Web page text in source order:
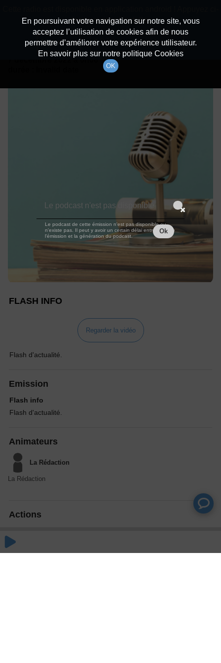
Détails De L'épisode
à 6h00
FLASH INFO
Regarder la vidéo
Flash d'actualité.
Emission
Flash info
Flash d'actualité.
Animateurs
La Rédaction
La Rédaction
Actions
En poursuivant votre navigation sur notre site, vous
acceptez l’utilisation de cookies afin de nous
permettre d’améliorer votre expérience utilisateur.
En savoir plus sur notre politique Cookies
OK
dessous pour l'installer.
Non merci Télécharger l'application
Le podcast n'est pas disponible
Le podcast de cette émission n'est pas disponible ou
n'existe pas. Il peut y avoir un certain délai entre la fin de
l'émission et la génération du podcast.
Ok